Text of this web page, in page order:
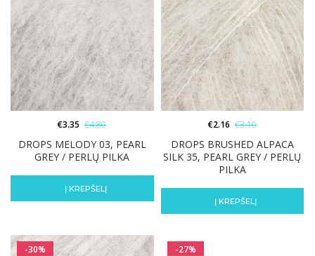
DROPS MELODY 03, PEARL
GREY / PERLŲ PILKA
€3.35 €4.80
Į KREPŠELĮ
DROPS BRUSHED ALPACA
SILK 35, PEARL GREY / PERLŲ
PILKA
€2.16 €3.10
Į KREPŠELĮ
-30% -27%